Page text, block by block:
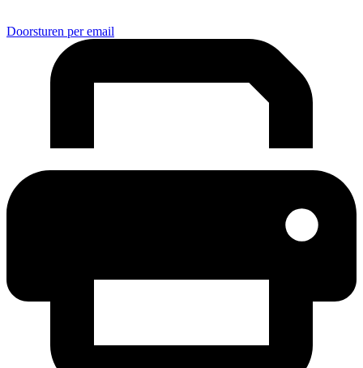
Doorsturen per email